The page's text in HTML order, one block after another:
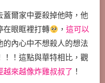
爾家中要殺掉他時，他
在眼眶裡打轉
，這可以
的內心中不想殺人的想法
！這點與華特相比，觀
來越像炸雞叔叔了 ！